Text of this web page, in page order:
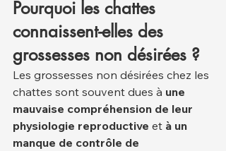
Pourquoi les chattes
connaissent-elles des
grossesses non désirées ?
Les grossesses non désirées chez les
chattes sont souvent dues à une
mauvaise compréhension de leur
physiologie reproductive et à un
manque de contrôle de